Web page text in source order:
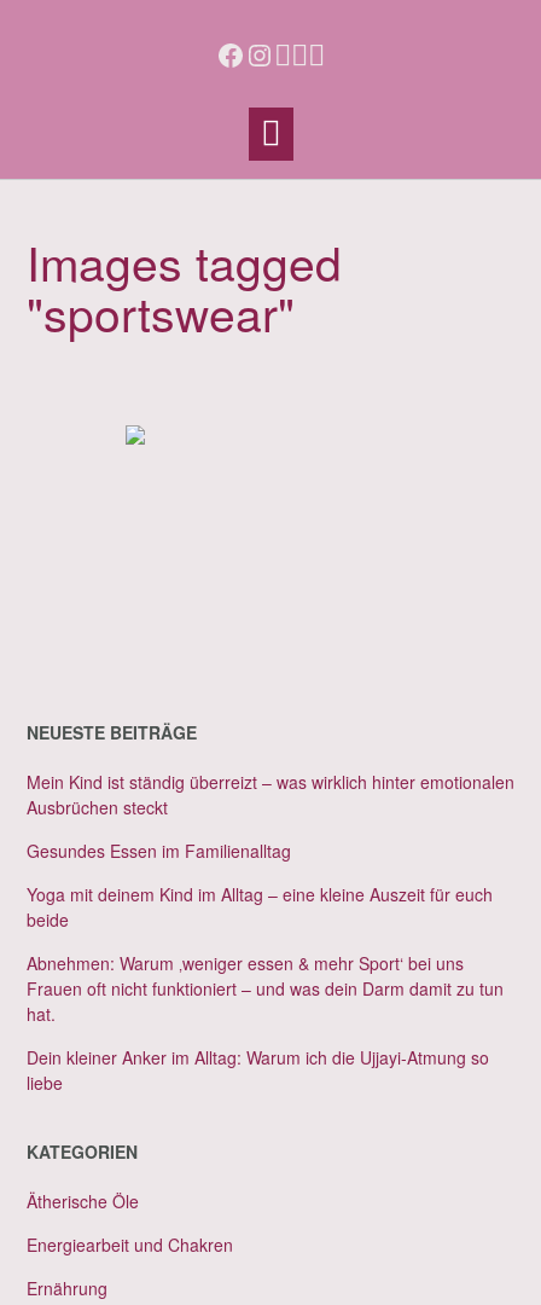
Facebook
Instagram
Images tagged
"sportswear"
NEUESTE BEITRÄGE
Mein Kind ist ständig überreizt – was wirklich hinter emotionalen
Ausbrüchen steckt
Gesundes Essen im Familienalltag
Yoga mit deinem Kind im Alltag – eine kleine Auszeit für euch
beide
Abnehmen: Warum ‚weniger essen & mehr Sport‘ bei uns
Frauen oft nicht funktioniert – und was dein Darm damit zu tun
hat.
Dein kleiner Anker im Alltag: Warum ich die Ujjayi-Atmung so
liebe
KATEGORIEN
Ätherische Öle
Energiearbeit und Chakren
Ernährung